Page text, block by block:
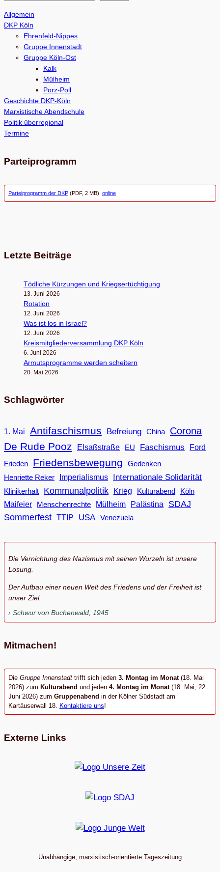
c
Allgemein
DKP Köln
Ehrenfeld-Nippes
Gruppe Innenstadt
Gruppe Köln-Ost
Kalk
Mülheim
Porz-Poll
Geschichte DKP-Köln
Marxistische Abendschule
Politik überregional
Termine
Parteiprogramm
Parteiprogramm der DKP (PDF, 2 MB), online
Letzte Beiträge
Töd­li­che Kür­zun­gen und Kriegsertüchtigung
13. Juni 2026
Rota­tion
12. Juni 2026
Was ist los in Israel?
12. Juni 2026
Kreis­mit­glie­der­ver­samm­lung DKP Köln
6. Juni 2026
Armuts­pro­gramme wer­den scheitern
20. Mai 2026
Schlagwörter
1. Mai Antifaschismus Befreiung China Corona
De Rude Pooz Elsaßstraße EU Faschismus
Ford
Frieden
Friedensbewegung
Gedenken
Henriette Reker
Imperialismus Internationale Solidarität
Klinikerhalt Kommunalpolitik Krieg Kulturabend
Köln
Maifeier
Menschenrechte Mülheim Palästina
SDAJ
Sommerfest TTIP USA Venezuela
Die Vernichtung des Nazismus mit seinen Wurzeln ist unsere
Losung.
Der Aufbau einer neuen Welt des Friedens und der Freiheit ist
unser Ziel.
Schwur von Buchenwald, 1945
Mitmachen!
Die Gruppe Innenstadt trifft sich jeden 3. Montag im Monat (18. Mai
2026) zum Kulturabend und jeden 4. Montag im Monat(18. Mai, 22.
Juni 2026) zum Gruppenabend in der Kölner Südstadt am
Kartäuserwall 18. Kontaktiere uns!
Externe Links
Unabhängige, marxistisch-orientierte Tageszeitung